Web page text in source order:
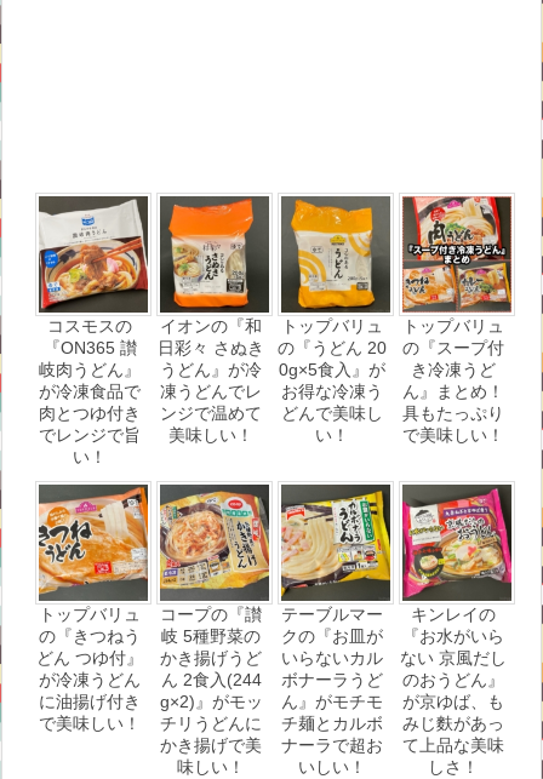
コスモスの
『ON365 讃
岐肉うどん』
が冷凍食品で
肉とつゆ付き
でレンジで旨
い！
イオンの『和
日彩々 さぬき
うどん』が冷
凍うどんでレ
ンジで温めて
美味しい！
トップバリュ
の『うどん 20
0g×5食入』が
お得な冷凍う
どんで美味し
い！
トップバリュ
の『スープ付
き冷凍うど
ん』まとめ！
具もたっぷり
で美味しい！
トップバリュ
の『きつねう
どん つゆ付』
が冷凍うどん
に油揚げ付き
で美味しい！
コープの『讃
岐 5種野菜の
かき揚げうど
ん 2食入(244
g×2)』がモッ
チリうどんに
かき揚げで美
味しい！
テーブルマー
クの『お皿が
いらないカル
ボナーラうど
ん』がモチモ
チ麺とカルボ
ナーラで超お
いしい！
キンレイの
『お水がいら
ない 京風だし
のおうどん』
が京ゆば、も
みじ麩があっ
て上品な美味
しさ！